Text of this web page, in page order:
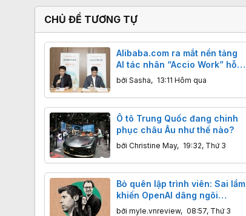
CHỦ ĐỀ TƯƠNG TỰ
Alibaba.com ra mắt nền tảng
AI tác nhân “Accio Work” hỗ
trợ doanh nghiệp Việt xuất
bởi Sasha, 13:11 Hôm qua
Ô tô Trung Quốc đang chinh
phục châu Âu như thế nào?
bởi Christine May, 19:32, Thứ 3
Bỏ quên lập trình viên: Sai lầm
khiến OpenAI dâng ngôi
vương cho Anthropic
bởi myle.vnreview, 08:57, Thứ 3